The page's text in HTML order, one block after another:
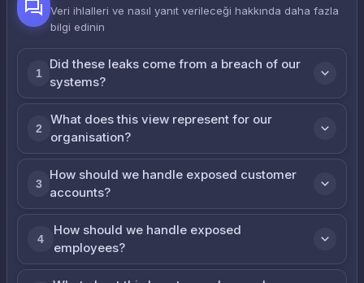
Veri ihlalleri ve nasıl yanıt verileceği hakkında daha fazla
bilgi edinin
1
Did these leaks come from a breach of our
systems?
2
What does this view represent for our
organisation?
3
How should we handle exposed customer
accounts?
4
How should we handle exposed
employees?